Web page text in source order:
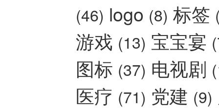
(46) logo (8) 标签
游戏 (13) 宝宝宴
图标 (37) 电视剧
医疗 (71) 党建 (9)